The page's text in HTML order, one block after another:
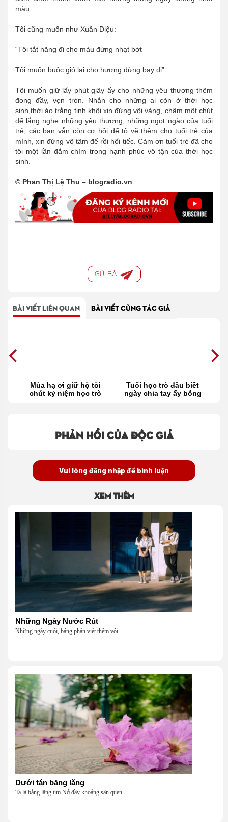
màu.
Tôi cũng muốn như Xuân Diệu:
“Tôi tắt năng đi cho màu đừng nhạt bớt
Tôi muốn buộc gió lại cho hương đừng bay đi”.
Tôi muốn giữ lấy phút giây ấy cho những yêu thương thêm
đong đầy, vẹn tròn. Nhắn cho những ai còn ở thời học
sinh,thời áo trắng tinh khôi xin đừng vội vàng, chậm một chút
để lắng nghe những yêu thương, những ngọt ngào của tuổi
trẻ, các bạn vẫn còn cơ hội để tô vẽ thêm cho tuổi trẻ của
mình, xin đừng vô tâm để rồi hối tiếc. Cảm ơn tuổi trẻ đã cho
tôi một lần đắm chìm trong hạnh phúc vô tận của thời học
sinh.
© Phan Thị Lệ Thu – blogradio.vn
GỬI BÀI
BÀI VIẾT LIÊN QUAN BÀI VIẾT CÙNG TÁC GIẢ
Mùa hạ ơi giữ hộ tôi
chút kỷ niệm học trò
Tuổi học trò đâu biết
ngày chia tay ấy bỗng
Phản hồi của độc giả
Vui lòng đăng nhập để bình luận
Xem thêm
Những Ngày Nước Rút
Những ngày cuối, bảng phấn viết thêm vội
Dưới tán bằng lăng
Ta là bằng lăng tím Nở đầy khoảng sân quen